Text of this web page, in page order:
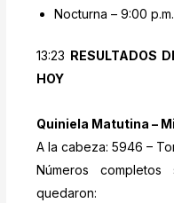
Nocturna – 9:00 p.m.
13:23 RESULTADOS
HOY
Quiniela Matutina –
A la cabeza: 5946 –
Números
quedaron: